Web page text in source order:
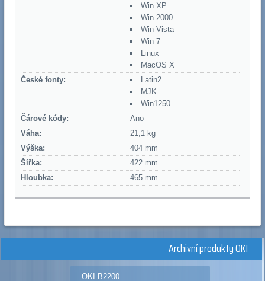
Win XP
Win 2000
Win Vista
Win 7
Linux
MacOS X
České fonty:
Latin2
MJK
Win1250
Čárové kódy:
Ano
Váha:
21,1 kg
Výška:
404 mm
Šířka:
422 mm
Hloubka:
465 mm
Archivní produkty OKI
OKI B2200